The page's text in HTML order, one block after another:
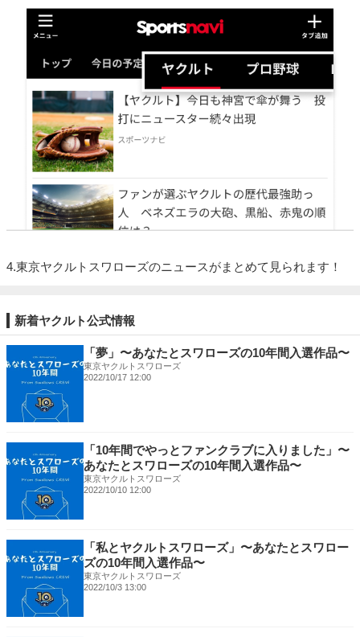
4.東京ヤクルトスワローズのニュースがまとめて見られます！
新着ヤクルト公式情報
「夢」〜あなたとスワローズの10年間入選作品〜
東京ヤクルトスワローズ
2022/10/17 12:00
「10年間でやっとファンクラブに入りました」〜
あなたとスワローズの10年間入選作品〜
東京ヤクルトスワローズ
2022/10/10 12:00
「私とヤクルトスワローズ」〜あなたとスワロー
ズの10年間入選作品〜
東京ヤクルトスワローズ
2022/10/3 13:00